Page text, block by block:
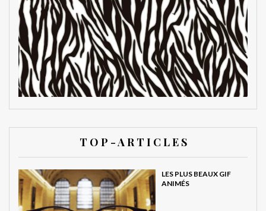
T O P - A R T I C L E S
LES PLUS BEAUX GIF
ANIMÉS